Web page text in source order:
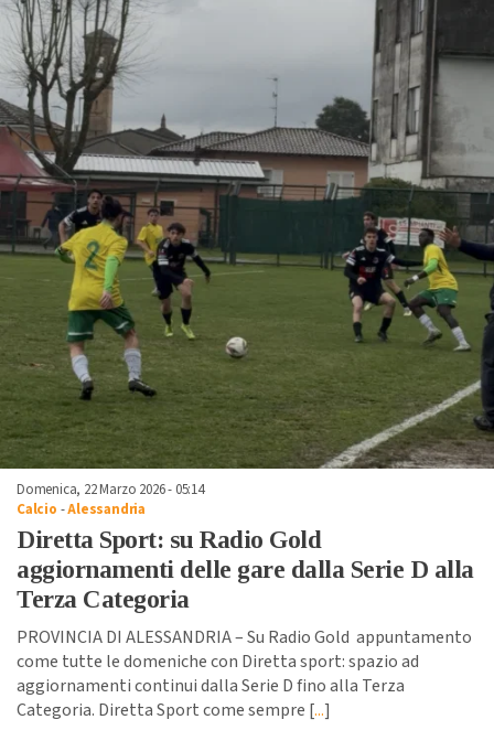
Domenica, 22 Marzo 2026 - 05:14
Calcio -Alessandria
Diretta Sport: su Radio Gold
aggiornamenti delle gare dalla Serie D alla
Terza Categoria
PROVINCIA DI ALESSANDRIA – Su Radio Gold appuntamento
come tutte le domeniche con Diretta sport: spazio ad
aggiornamenti continui dalla Serie D fino alla Terza
Categoria. Diretta Sport come sempre [...]